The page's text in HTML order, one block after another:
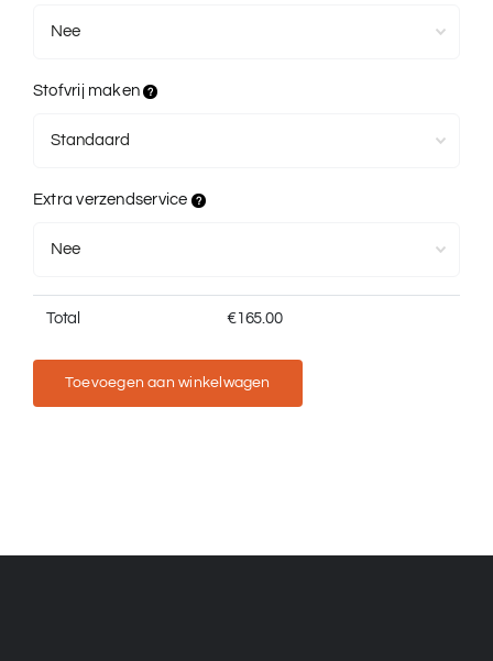
Stofvrij maken
Extra verzendservice
Total €165.00
Toevoegen aan winkelwagen